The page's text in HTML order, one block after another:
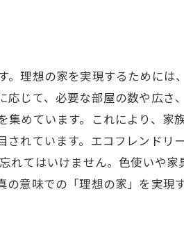
理想の家を実現するために
じて、必要な部屋の数や広さ
めています。これにより、家
れています。エコフレンドリ
れてはいけません。色使いや
意味での「理想の家」を実現